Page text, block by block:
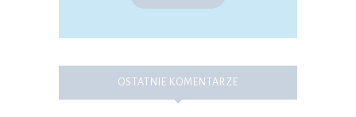
OSTATNIE KOMENTARZE